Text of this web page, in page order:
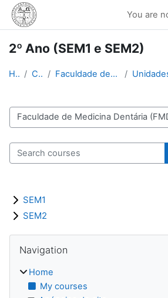
Skip to main content
You are
2º Ano (SEM1 e SEM2)
Home Courses Faculdade de Medicina Dentária (FMD)
Course categories
Search courses
SEM1
SEM2
Blocks
Navigation
Home
My courses